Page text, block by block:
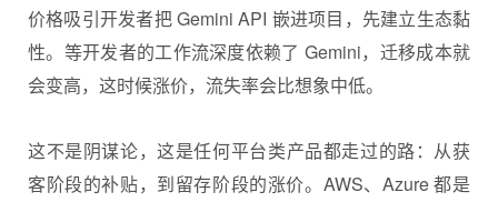
价格吸引开发者把 Gemini API 嵌进项目，先建立生态黏
性。等开发者的工作流深度依赖了 Gemini，迁移成本就
会变高，这时候涨价，流失率会比想象中低。
这不是阴谋论，这是任何平台类产品都走过的路：从获
客阶段的补贴，到留存阶段的涨价。AWS、Azure 都是